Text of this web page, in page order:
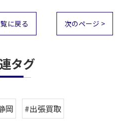
に戻る 次のページ >
タグ
岡 #出張買取